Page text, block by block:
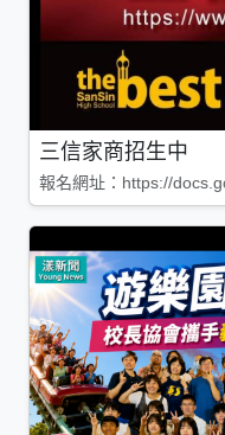
三信家商招生中
報名網址：https://